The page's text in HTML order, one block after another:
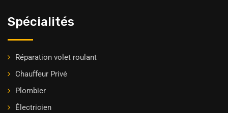
Spécialités
Réparation volet roulant
Chauffeur Privė
Plombier
Électricien